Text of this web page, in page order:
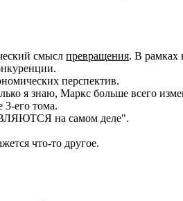
смысл превращения. В рамках
перспектив.
я знаю, Маркс больше всего
его тома.
на самом деле".
что-то другое.